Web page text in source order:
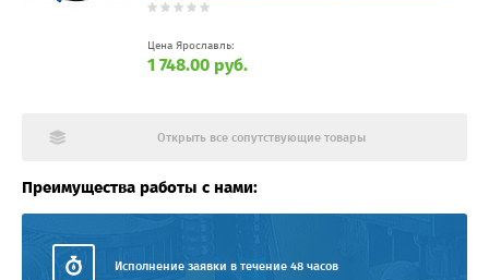
Цена Ярославль:
1 748.00 руб.
Открыть все сопутствующие товары
Преимущества работы с нами:
Исполнение заявки в течение 48 часов